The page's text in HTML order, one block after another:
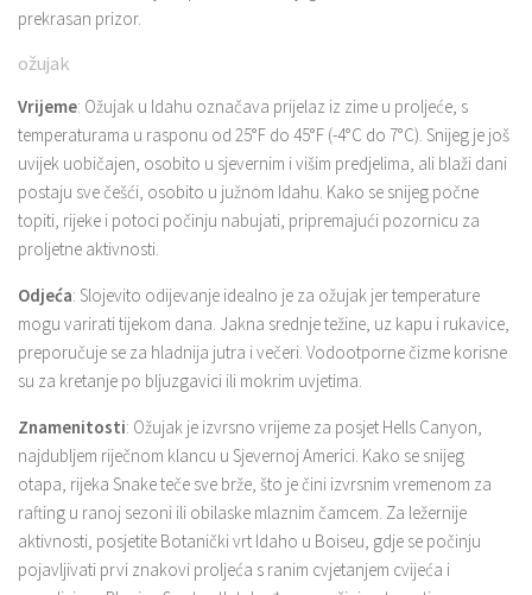
prekrasan prizor.
ožujak
Vrijeme: Ožujak u Idahu označava prijelaz iz zime u proljeće, s
temperaturama u rasponu od 25°F do 45°F (-4°C do 7°C). Snijeg je još
uvijek uobičajen, osobito u sjevernim i višim predjelima, ali blaži dani
postaju sve češći, osobito u južnom Idahu. Kako se snijeg počne
topiti, rijeke i potoci počinju nabujati, pripremajući pozornicu za
proljetne aktivnosti.
Odjeća: Slojevito odijevanje idealno je za ožujak jer temperature
mogu varirati tijekom dana. Jakna srednje težine, uz kapu i rukavice,
preporučuje se za hladnija jutra i večeri. Vodootporne čizme korisne
su za kretanje po bljuzgavici ili mokrim uvjetima.
Znamenitosti: Ožujak je izvrsno vrijeme za posjet Hells Canyon,
najdubljem riječnom klancu u Sjevernoj Americi. Kako se snijeg
otapa, rijeka Snake teče sve brže, što je čini izvrsnim vremenom za
rafting u ranoj sezoni ili obilaske mlaznim čamcem. Za ležernije
aktivnosti, posjetite Botanički vrt Idaho u Boiseu, gdje se počinju
pojavljivati ​​prvi znakovi proljeća s ranim cvjetanjem cvijeća i